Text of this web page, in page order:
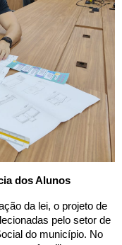
dos Alunos
da lei, o projeto de
pelo setor de
do município. No